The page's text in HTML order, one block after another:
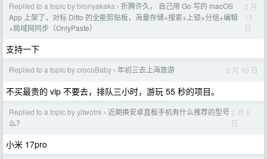
Replied to a topic by bronyakaka › 折腾许久， 自己用 Go 写的 macOS
App 上架了，对标 Ditto 的全能剪贴板，海量存储+搜索+上锁+分组+编辑
+局域网同步（OnlyPaste）
2 月
13
日
支持一下
Replied to a topic by crocoBaby › 年初三去上海旅游 2 月 10 日
不买最贵的 vip 不要去，排队三小时，游玩 55 秒的项目。
Replied to a topic by yitwotre › 近期换安卓直板手机有什么推荐的型号
么？
2 月 5
日
小米 17pro